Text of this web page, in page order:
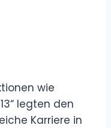
wie
legten den
Karriere in